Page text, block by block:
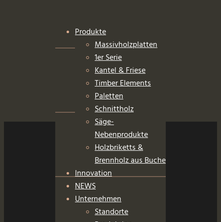
Produkte
Massivholzplatten
1er Serie
Kantel & Friese
Timber Elements
Paletten
Schnittholz
Säge-
Nebenprodukte
Holzbriketts &
Brennholz aus Buche
Innovation
NEWS
Unternehmen
Standorte